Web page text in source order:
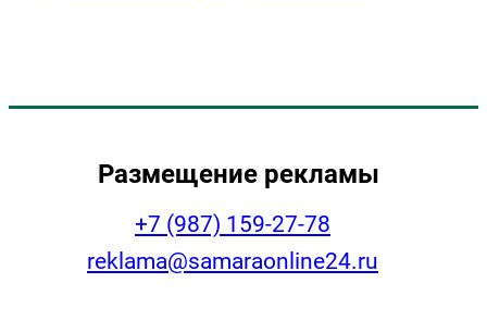
Размещение рекламы
+7 (987) 159-27-78
reklama@samaraonline24.ru